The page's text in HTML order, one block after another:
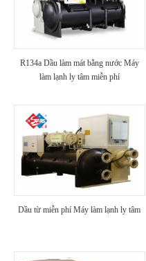
R134a Dầu làm mát bằng nước Máy
làm lạnh ly tâm miễn phí
Dầu từ miễn phí Máy làm lạnh ly tâm